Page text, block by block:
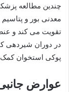
چندین مطالعه
معدنی بور و
تقویت می کند و
در دوران شیردهی
پوکی استخوان
عوارض